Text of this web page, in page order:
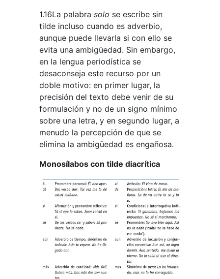
1.16La palabra solo se escribe sin
tilde incluso cuando es adverbio,
aunque puede llevarla si con ello se
evita una ambigüedad. Sin embargo,
en la lengua periodística se
desaconseja este recurso por un
doble motivo: en primer lugar, la
precisión del texto debe venir de su
formulación y no de un signo mínimo
sobre una letra, y en segundo lugar, a
menudo la percepción de que se
elimina la ambigüedad es engañosa.
Monosílabos con tilde diacrítica